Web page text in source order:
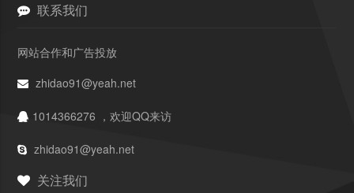
联系我们
网站合作和广告投放
zhidao91@yeah.net
1014366276 ，欢迎QQ来访
zhidao91@yeah.net
关注我们